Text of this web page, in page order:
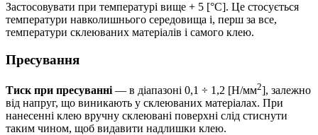
Застосовувати при температурі вище + 5 [°C]. Це стосується
температури навколишнього середовища і, перш за все,
температури склеюваних матеріалів і самого клею.
Пресування
Тиск при пресуванні — в діапазоні 0,1 ÷ 1,2 [Н/мм2], залежно
від напруг, що виникають у склеюваних матеріалах. При
нанесенні клею вручну склеювані поверхні слід стиснути
таким чином, щоб видавити надлишки клею.